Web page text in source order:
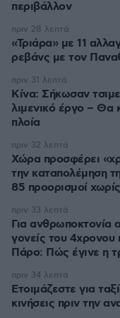
περιβάλλον
«Τριάρα» με 11
ρεβάνς με τον
πριν 28 λεπτά
Κίνα: Σήκωσαν
λιμενικό έργο – Θα
πλοία
πριν 31 λεπτά
Χώρα προσφέρει
την καταπολέμηση
85 προορισμοί
πριν 32 λεπτά
Για ανθρωποκτονία
γονείς του 4χρονου
Πάρο: Πώς έγινε η
πριν 33 λεπτά
Ετοιμάζεστε για
κινήσεις πριν την
πριν 34 λεπτά